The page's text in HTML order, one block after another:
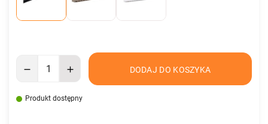
DODAJ DO KOSZYKA
Produkt dostępny